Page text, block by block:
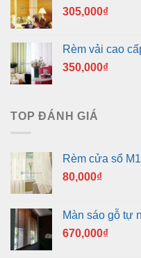
305,000₫
Rèm vải cao
350,000₫
TOP ĐÁNH GIÁ
Rèm cửa sổ
80,000₫
Màn sáo gỗ tự
670,000₫